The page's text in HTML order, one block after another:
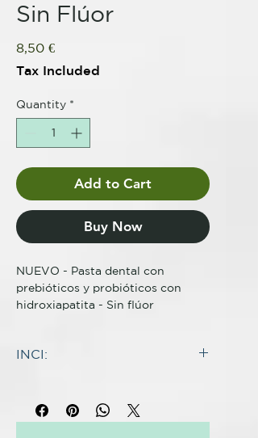
Sin Flúor
8,50 €Price
Tax Included
Quantity *
Add to Cart
Buy Now
NUEVO - Pasta dental con
prebióticos y probióticos con
hidroxiapatita - Sin flúor
trabajan en armonía para
Fórmula sin flúor
La hidroxiapatita remineraliza
INCI:
Aqua^, Erythritol^,